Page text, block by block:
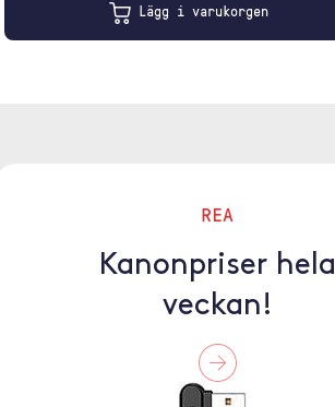
Lägg i varukorgen
REA
Kanonpriser hela
veckan!